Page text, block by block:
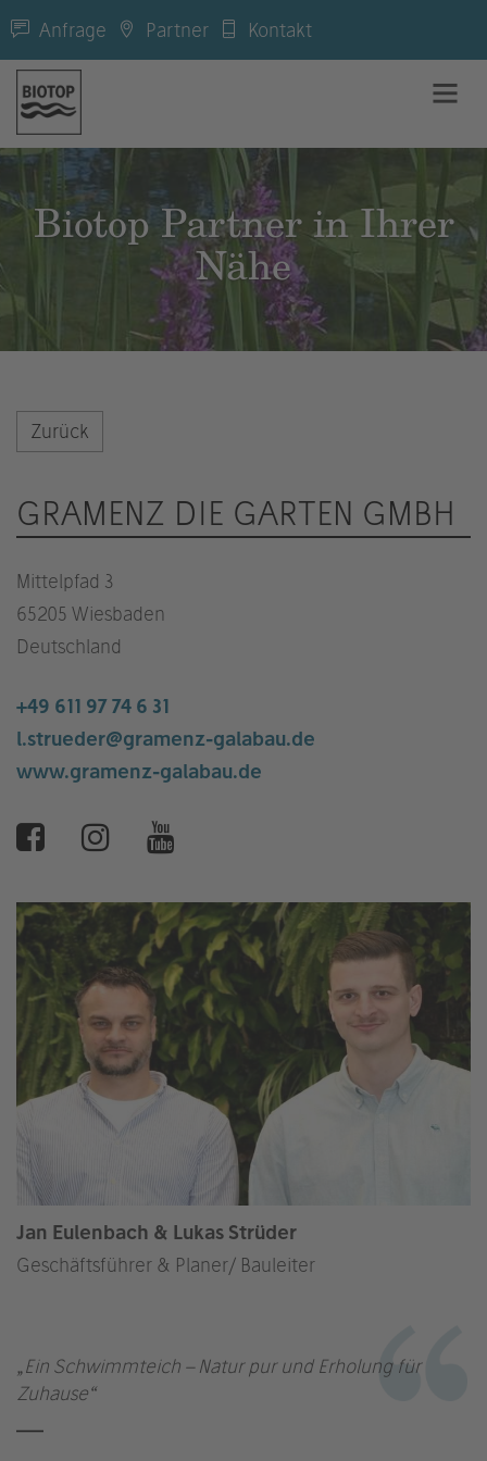
Anfrage Partner Kontakt
Biotop Partner in Ihrer
Nähe
Zurück
GRAMENZ DIE GARTEN GMBH
Mittelpfad 3
65205 Wiesbaden
Deutschland
+49 611 97 74 6 31
l.strueder@gramenz-galabau.de
www.gramenz-galabau.de
Jan Eulenbach & Lukas Strüder
Geschäftsführer & Planer/ Bauleiter
„Ein Schwimmteich – Natur pur und Erholung für
Zuhause“